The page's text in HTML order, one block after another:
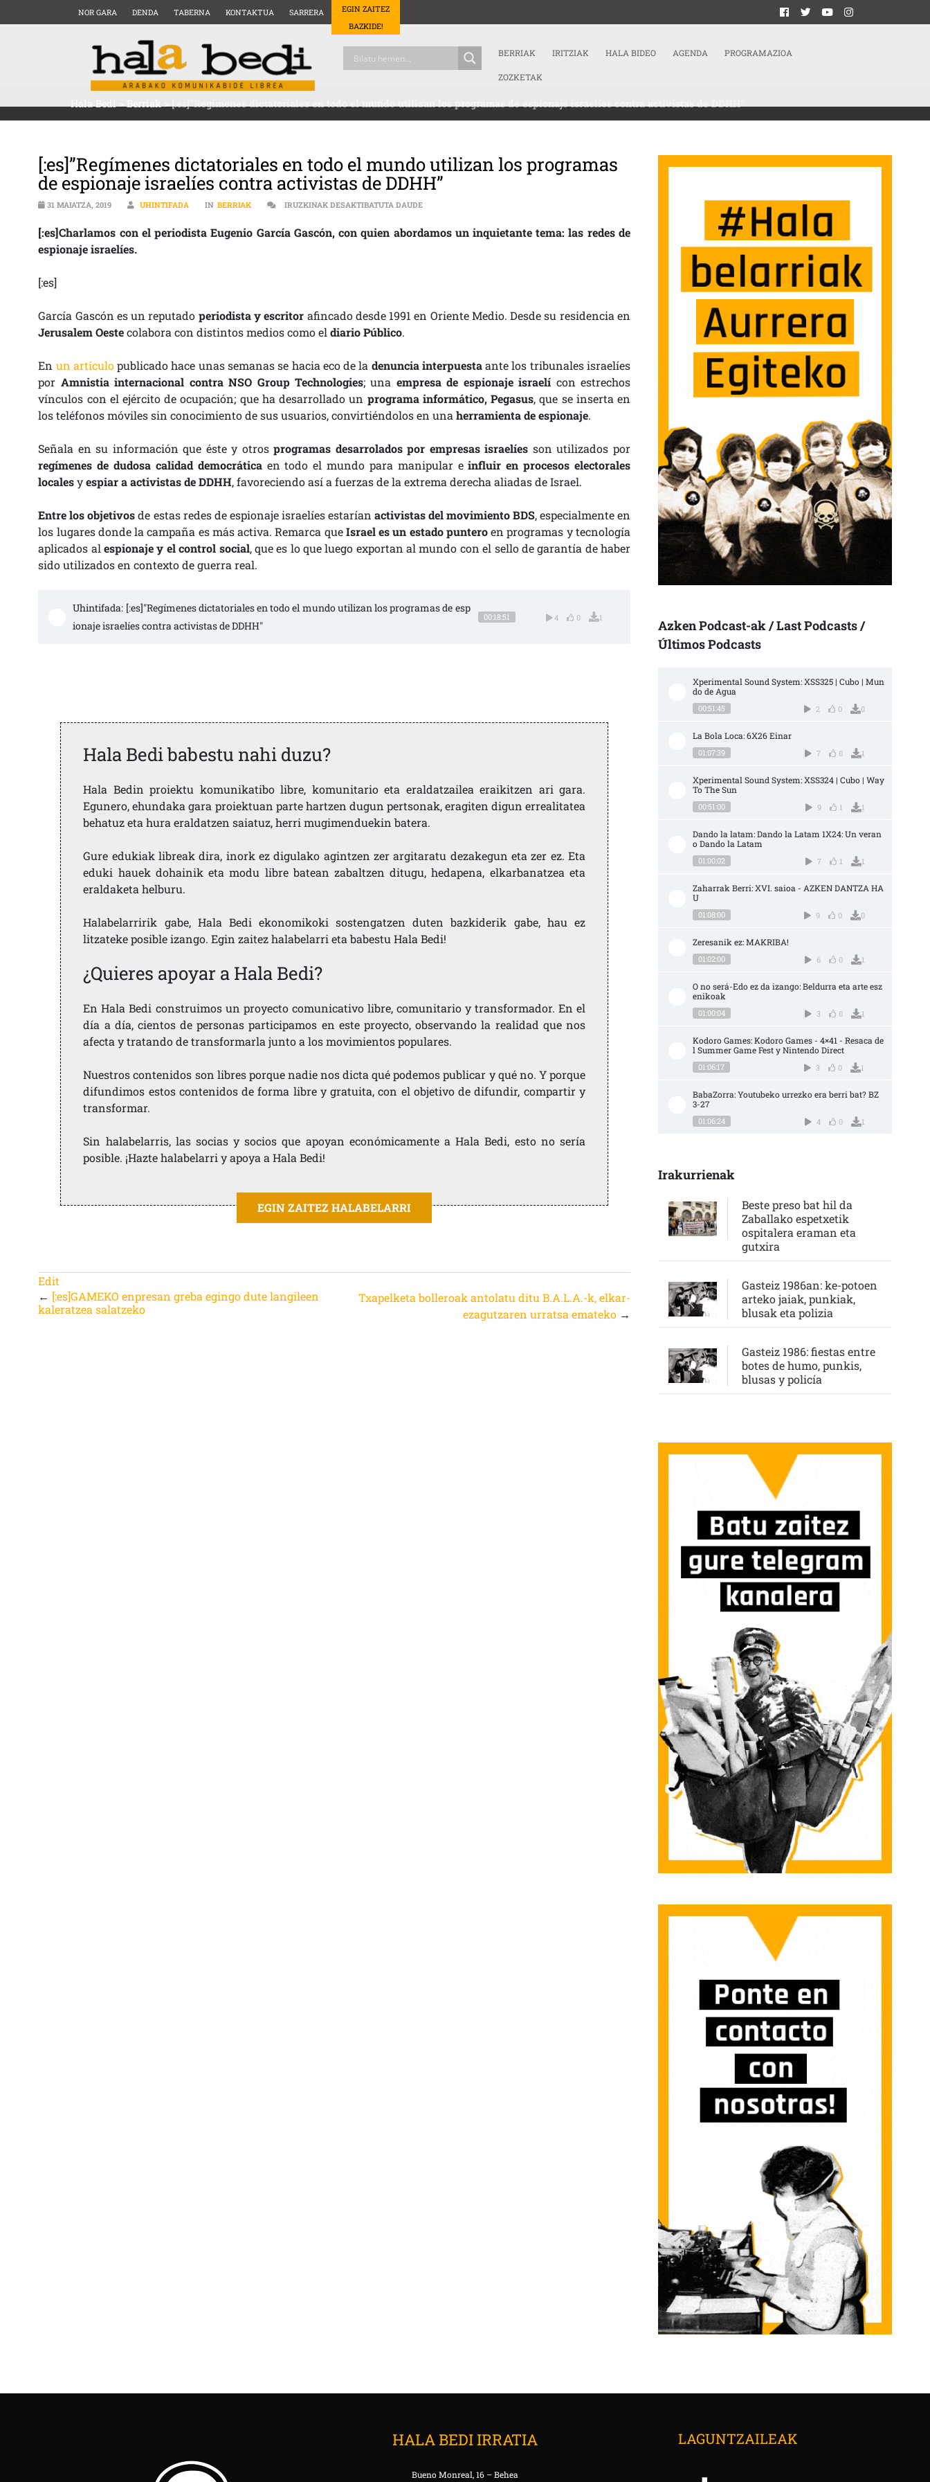
NOR GARA DENDA TABERNA KONTAKTUA SARRERA
EGIN ZAITEZ
BAZKIDE!
BERRIAK IRITZIAK HALA BIDEO AGENDA PROGRAMAZIOA
ZOZKETAK
Hala Bedi>Berriak>[:es]”Regímenes dictatoriales en todo el mundo utilizan los programas de espionaje israelíes contra activistas de DDHH”
[:es]”Regímenes dictatoriales en todo el mundo utilizan los programas
de espionaje israelíes contra activistas de DDHH”
31 MAIATZA, 2019 UHINTIFADA IN BERRIAK IRUZKINAK DESAKTIBATUTA DAUDE[:ES]”REGÍMENES DICTATORIALES EN TODO EL MUNDO UTILIZAN LOS PROGRAMAS DE ESPIONAJE ISRAELÍES CONTRA ACTIVISTAS
[:es]Charlamos con el periodista Eugenio García Gascón, con quien abordamos un inquietante tema: las redes de
espionaje israelíes.
[:es]
García Gascón es un reputado periodista y escritor afincado desde 1991 en Oriente Medio. Desde su residencia en
Jerusalem Oestecolabora con distintos medios como eldiario Público.
En un artículopublicado hace unas semanas se hacia eco de la denuncia interpuestaante los tribunales israelíes
por Amnistia internacional contra NSO Group Technologies; una empresa de espionaje israelí con estrechos
vínculos con el ejército de ocupación; que ha desarrollado un programa informático, Pegasus, que se inserta en
los teléfonos móviles sin conocimiento de sus usuarios, convirtiéndolos en unaherramienta de espionaje.
Señala en su información que éste y otrosprogramas desarrolados por empresas israelíes son utilizados por
regímenes de dudosa calidad democráticaen todo el mundo para manipular einfluir en procesos electorales
localesyespiar a activistas de DDHH, favoreciendo así a fuerzas de la extrema derecha aliadas de Israel.
Entre los objetivosde estas redes de espionaje israelíes estarían activistas del movimiento BDS, especialmente en
los lugares donde la campaña es más activa. Remarca queIsrael es un estado punteroen programas y tecnología
aplicados alespionaje y el control social, que es lo que luego exportan al mundo con el sello de garantía de haber
sido utilizados en contexto de guerra real.
Uhintifada: [:es]"Regímenes dictatoriales en todo el mundo utilizan los programas de esp
ionaje israelíes contra activistas de DDHH"
00:18:51 4 0 1
Hala Bedi babestu nahi duzu?
Hala Bedin proiektu komunikatibo libre, komunitario eta eraldatzailea eraikitzen ari gara.
Egunero, ehundaka gara proiektuan parte hartzen dugun pertsonak, eragiten digun errealitatea
behatuz eta hura eraldatzen saiatuz, herri mugimenduekin batera.
Gure edukiak libreak dira, inork ez digulako agintzen zer argitaratu dezakegun eta zer ez. Eta
eduki hauek dohainik eta modu libre batean zabaltzen ditugu, hedapena, elkarbanatzea eta
eraldaketa helburu.
Halabelarririk gabe, Hala Bedi ekonomikoki sostengatzen duten bazkiderik gabe, hau ez
litzateke posible izango. Egin zaitez halabelarri eta babestu Hala Bedi!
¿Quieres apoyar a Hala Bedi?
En Hala Bedi construimos un proyecto comunicativo libre, comunitario y transformador. En el
día a día, cientos de personas participamos en este proyecto, observando la realidad que nos
afecta y tratando de transformarla junto a los movimientos populares.
Nuestros contenidos son libres porque nadie nos dicta qué podemos publicar y qué no. Y porque
difundimos estos contenidos de forma libre y gratuita, con el objetivo de difundir, compartir y
transformar.
Sin halabelarris, las socias y socios que apoyan económicamente a Hala Bedi, esto no sería
posible. ¡Hazte halabelarri y apoya a Hala Bedi!
EGIN ZAITEZ HALABELARRI
Edit
← [:es]GAMEKO enpresan greba egingo dute langileen
kaleratzea salatzeko
Txapelketa bolleroak antolatu ditu B.A.L.A.-k, elkar-
ezagutzaren urratsa emateko→
Azken Podcast-ak / Last Podcasts /
Últimos Podcasts
Xperimental Sound System: XSS325 | Cubo | Mun
do de Agua
00:51:45 2 0 0
La Bola Loca: 6X26 Einar
01:07:39 7 0 1
Xperimental Sound System: XSS324 | Cubo | Way
To The Sun
00:51:00 9 1 1
Dando la latam: Dando la Latam 1X24: Un veran
o Dando la Latam
01:00:02 7 1 1
Zaharrak Berri: XVI. saioa - AZKEN DANTZA HA
U
01:08:00 9 0 0
Zeresanik ez: MAKRIBA!
01:02:00 6 0 1
O no será-Edo ez da izango: Beldurra eta arte esz
enikoak
01:00:04 3 0 1
Kodoro Games: Kodoro Games - 4×41 - Resaca de
l Summer Game Fest y Nintendo Direct
01:06:17 3 0 1
BabaZorra: Youtubeko urrezko era berri bat? BZ
3-27
01:06:24 4 0 1
Irakurrienak
Beste preso bat hil da
Zaballako espetxetik
ospitalera eraman eta
gutxira
Gasteiz 1986an: ke-potoen
arteko jaiak, punkiak,
blusak eta polizia
Gasteiz 1986: fiestas entre
botes de humo, punkis,
blusas y policía
HALA BEDI IRRATIA
Bueno Monreal, 16 – Behea
LAGUNTZAILEAK